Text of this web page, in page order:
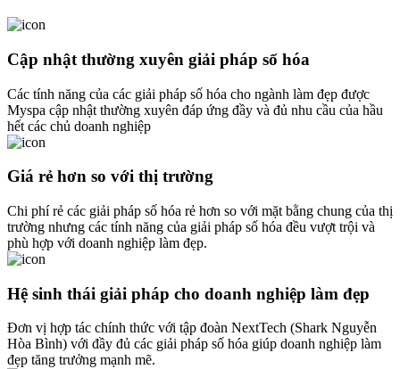
Cập nhật thường xuyên giải pháp số hóa
Các tính năng của các giải pháp số hóa cho ngành làm đẹp được
Myspa cập nhật thường xuyên đáp ứng đầy và đủ nhu cầu của hầu
hết các chủ doanh nghiệp
Giá rẻ hơn so với thị trường
Chi phí rẻ các giải pháp số hóa rẻ hơn so với mặt bằng chung của thị
trường nhưng các tính năng của giải pháp số hóa đều vượt trội và
phù hợp với doanh nghiệp làm đẹp.
Hệ sinh thái giải pháp cho doanh nghiệp làm đẹp
Đơn vị hợp tác chính thức với tập đoàn NextTech (Shark Nguyễn
Hòa Bình) với đầy đủ các giải pháp số hóa giúp doanh nghiệp làm
đẹp tăng trưởng mạnh mẽ.